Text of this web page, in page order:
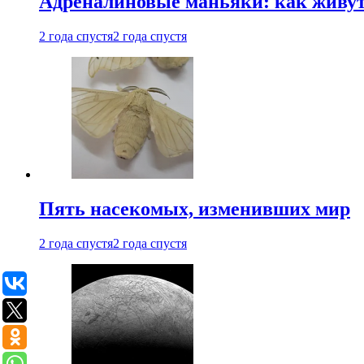
2 года спустя2 года спустя
Пять насекомых, изменивших мир
2 года спустя2 года спустя